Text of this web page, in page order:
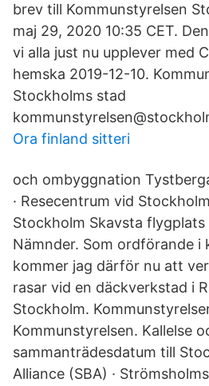
brev till Kommunstyrelsen
maj 29, 2020 10:35 CET.
vi alla just nu upplever med
hemska 2019-12-10.
Stockholms stad
Ora finland sitteri
och ombyggnation
· Resecentrum vid
Stockholm Skavsta flygplats
Nämnder. Som ordförande i
kommer jag därför nu att
rasar vid en däckverkstad i
Stockholm.
Kommunstyrelsen. Kallelse
sammanträdesdatum till
Alliance (SBA) ·